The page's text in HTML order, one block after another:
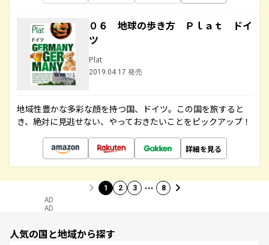
０６ 地球の歩き方 Ｐｌａｔ ドイ
ツ
Plat
2019.04.17 発売
地域性豊かな多彩な顔を持つ国、ドイツ。この国を旅すると
き、絶対に見逃せない、やっておきたいことをピックアップ！
詳細を見る
1 2 3 … 8
AD
AD
人気の国と地域から探す